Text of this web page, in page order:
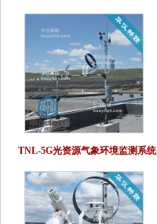
TNL-5G光资源气象环境监测系统